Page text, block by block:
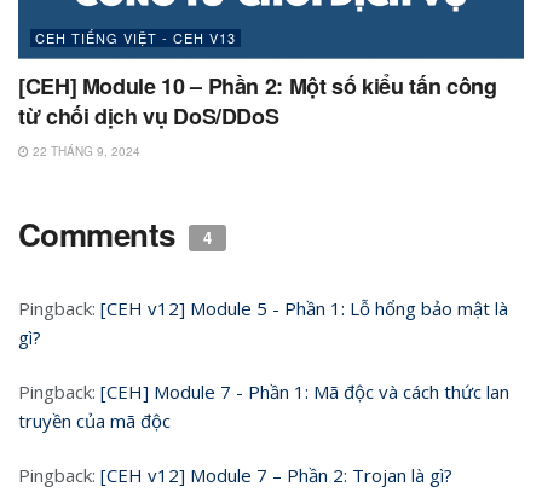
CEH TIẾNG VIỆT - CEH V13
[CEH] Module 10 – Phần 2: Một số kiểu tấn công
từ chối dịch vụ DoS/DDoS
22 THÁNG 9, 2024
Comments 4
Pingback: [CEH v12] Module 5 - Phần 1: Lỗ hổng bảo mật là
gì?
Pingback: [CEH] Module 7 - Phần 1: Mã độc và cách thức lan
truyền của mã độc
Pingback: [CEH v12] Module 7 – Phần 2: Trojan là gì?